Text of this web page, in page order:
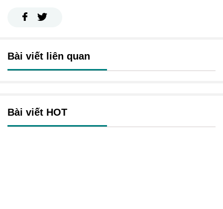
Bài viết liên quan
Bài viết HOT